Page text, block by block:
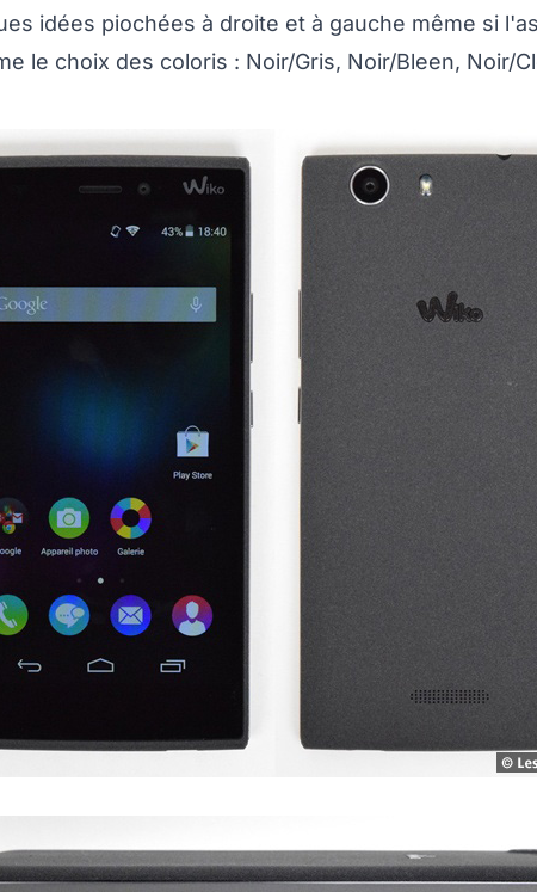
idées piochées à droite et à gauche même si
le choix des coloris : Noir/Gris, Noir/Bleen, Noir/